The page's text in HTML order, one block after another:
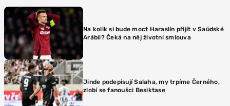
Na kolik si bude moct Haraslín přijít v Saúdské
Arábii? Čeká na něj životní smlouva
Jinde podepisují Salaha, my trpíme Černého,
zlobí se fanoušci Besiktase